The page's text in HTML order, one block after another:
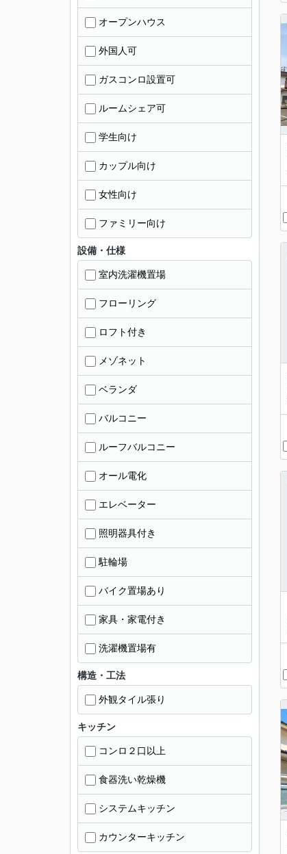
オープンハウス
外国人可
ガスコンロ設置可
ルームシェア可
学生向け
カップル向け
女性向け
ファミリー向け
設備・仕様
室内洗濯機置場
フローリング
ロフト付き
メゾネット
ベランダ
バルコニー
ルーフバルコニー
オール電化
エレベーター
照明器具付き
駐輪場
バイク置場あり
家具・家電付き
洗濯機置場有
構造・工法
外観タイル張り
キッチン
コンロ２口以上
食器洗い乾燥機
システムキッチン
カウンターキッチン